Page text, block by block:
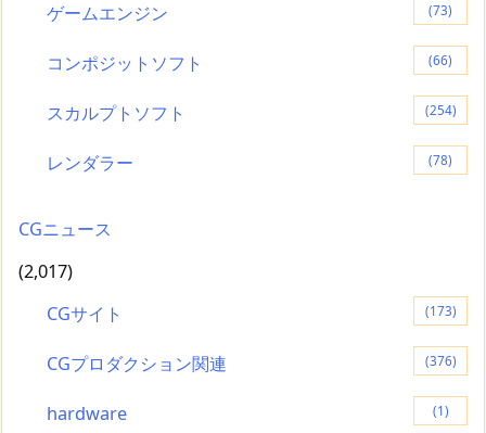
ゲームエンジン (73)
コンポジットソフト (66)
スカルプトソフト (254)
レンダラー (78)
CGニュース
(2,017)
CGサイト
(173)
CGプロダクション関連 (376)
hardware (1)